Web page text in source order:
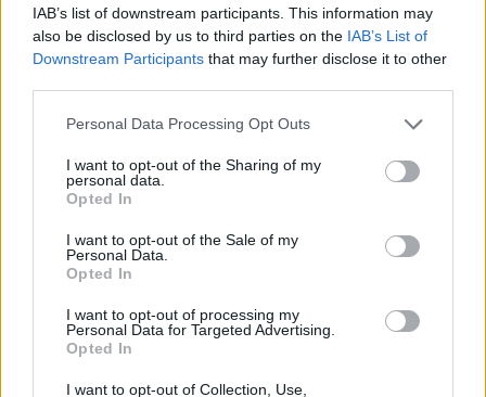
IAB’s list of downstream participants. This information may
also be disclosed by us to third parties on the IAB’s List of
Downstream Participants that may further disclose it to other
Personal Data Processing Opt Outs
I want to opt-out of the Sharing of my
personal data.
Opted In
I want to opt-out of the Sale of my
Personal Data.
Opted In
I want to opt-out of processing my
Personal Data for Targeted Advertising.
Opted In
I want to opt-out of Collection, Use,
LE MIGLIORI OFFERTE AMAZON